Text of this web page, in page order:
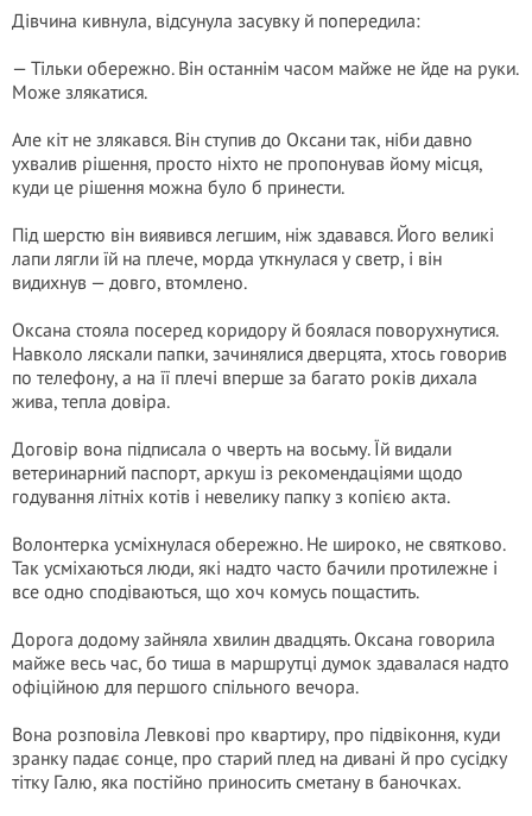
Дівчина кивнула, відсунула засувку й попередила:
— Тільки обережно. Він останнім часом майже не йде на руки.
Може злякатися.
Але кіт не злякався. Він ступив до Оксани так, ніби давно
ухвалив рішення, просто ніхто не пропонував йому місця,
куди це рішення можна було б принести.
Під шерстю він виявився легшим, ніж здавався. Його великі
лапи лягли їй на плече, морда уткнулася у светр, і він
видихнув — довго, втомлено.
Оксана стояла посеред коридору й боялася поворухнутися.
Навколо ляскали папки, зачинялися дверцята, хтось говорив
по телефону, а на її плечі вперше за багато років дихала
жива, тепла довіра.
Договір вона підписала о чверть на восьму. Їй видали
ветеринарний паспорт, аркуш із рекомендаціями щодо
годування літніх котів і невелику папку з копією акта.
Волонтерка усміхнулася обережно. Не широко, не святково.
Так усміхаються люди, які надто часто бачили протилежне і
все одно сподіваються, що хоч комусь пощастить.
Дорога додому зайняла хвилин двадцять. Оксана говорила
майже весь час, бо тиша в маршрутці думок здавалася надто
офіційною для першого спільного вечора.
Вона розповіла Левкові про квартиру, про підвіконня, куди
зранку падає сонце, про старий плед на дивані й про сусідку
тітку Галю, яка постійно приносить сметану в баночках.